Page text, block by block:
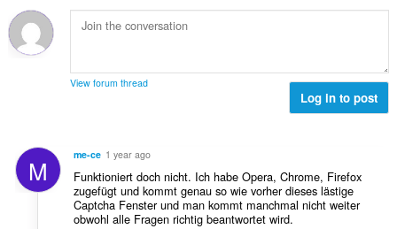
the
system
tray.
は、
タ
View forum thread
Log in to post
M me-ce 1 year ago
Funktioniert doch nicht. Ich habe Opera, Chrome, Firefox
zugefügt und kommt genau so wie vorher dieses lästige
Captcha Fenster und man kommt manchmal nicht weiter
obwohl alle Fragen richtig beantwortet wird.